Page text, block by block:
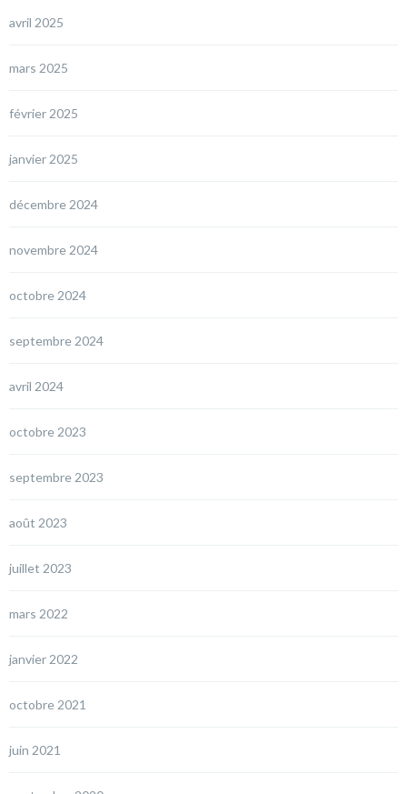
avril 2025
mars 2025
février 2025
janvier 2025
décembre 2024
novembre 2024
octobre 2024
septembre 2024
avril 2024
octobre 2023
septembre 2023
août 2023
juillet 2023
mars 2022
janvier 2022
octobre 2021
juin 2021